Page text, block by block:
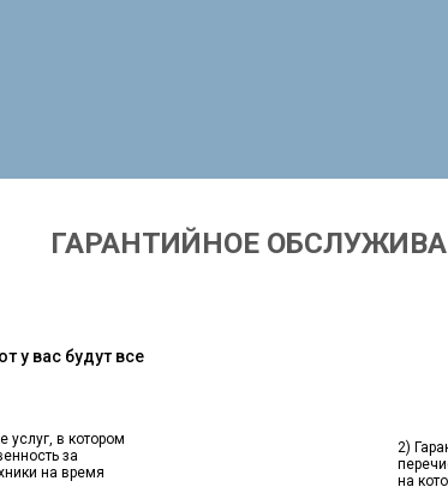
ГАРАНТИЙНОЕ
у вас будут все
услуг, в котором
за
на время
2)
на